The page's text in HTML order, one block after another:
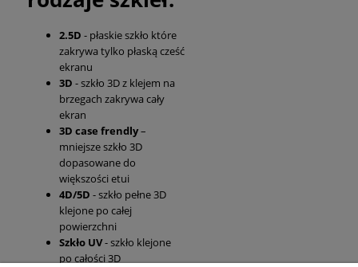
2.5D - płaskie szkło które
zakrywa tylko płaską cześć
ekranu
3D - szkło 3D z klejem na
brzegach zakrywa cały
ekran
3D case frendly–
mniejsze szkło 3D
dopasowane do
większości etui
4D/5D - szkło pełne 3D
klejone po całej
powierzchni
Szkło UV- szkło klejone
po całości 3D